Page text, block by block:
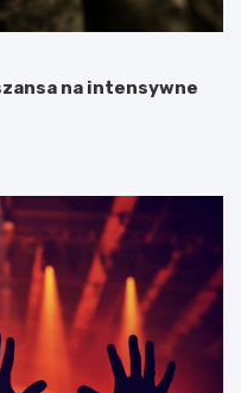
na intensywne